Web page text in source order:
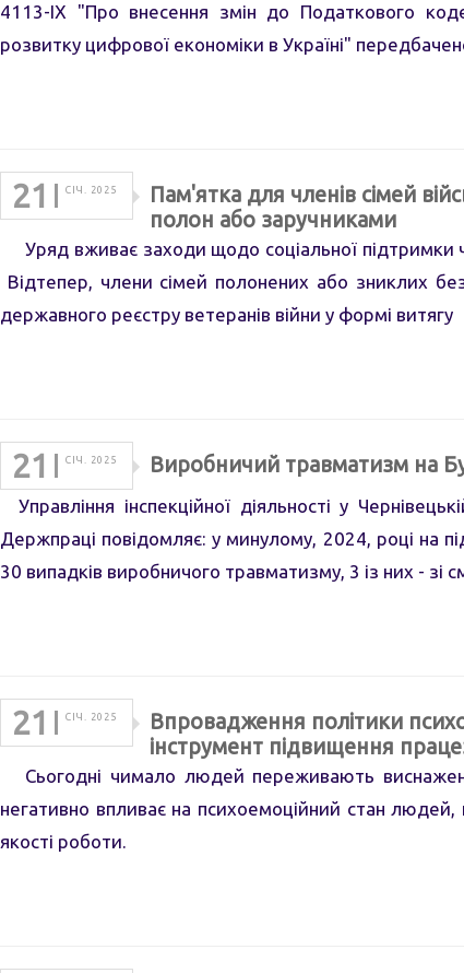
4113-IX "Про внесення змін до Податкового
розвитку цифрової економіки в Україні"
21 СІЧ. 2025
Пам'ятка для членів сімей
полон або заручниками
Уряд вживає заходи щодо соціальної підтримки
Відтепер, члени сімей полонених або зниклих
державного реєстру ветеранів війни у формі витягу
21 СІЧ. 2025 Виробничий травматизм на
Управління інспекційної діяльності у
Держпраці повідомляє: у минулому, 2024, році на
30 випадків виробничого травматизму, 3 із них - зі
21 СІЧ. 2025
Впровадження політики
інструмент підвищення
Сьогодні чимало людей переживають
негативно впливає на психоемоційний стан
якості роботи.